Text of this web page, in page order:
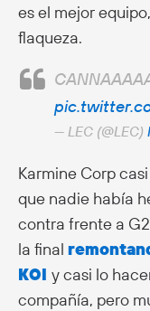
es el mejor
flaqueza.
— LEC (@LEC)
Karmine Corp
que nadie había
contra frente a
la final
KOI y casi lo
compañía, pero